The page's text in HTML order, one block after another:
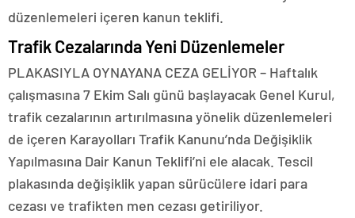
düzenlemeleri içeren kanun teklifi.
Trafik Cezalarında Yeni Düzenlemeler
PLAKASIYLA OYNAYANA CEZA GELİYOR – Haftalık
çalışmasına 7 Ekim Salı günü başlayacak Genel Kurul,
trafik cezalarının artırılmasına yönelik düzenlemeleri
de içeren Karayolları Trafik Kanunu’nda Değişiklik
Yapılmasına Dair Kanun Teklifi’ni ele alacak. Tescil
plakasında değişiklik yapan sürücülere idari para
cezası ve trafikten men cezası getiriliyor.